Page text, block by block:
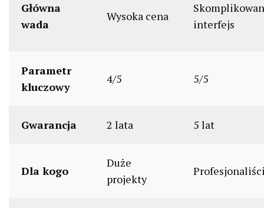
Główna
wada
Wysoka cena
interfejs
Parametr
kluczowy
4/5 5/5
Gwarancja 2 lata 5 lat
Dla kogo
Duże
projekty